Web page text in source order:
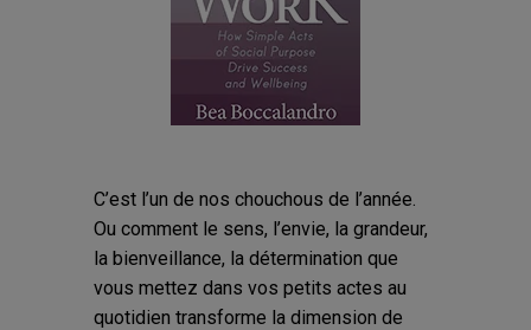
C’est l’un de nos chouchous de l’année.
Ou comment le sens, l’envie, la grandeur,
la bienveillance, la détermination que
vous mettez dans vos petits actes au
quotidien transforme la dimension de